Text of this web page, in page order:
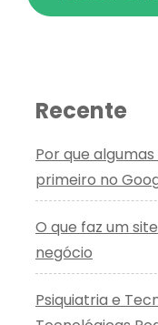
Recente
Por que
primeiro no
O que faz um
negócio
Psiquiatria e